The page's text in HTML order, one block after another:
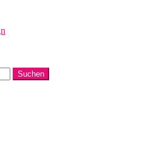
Suchen